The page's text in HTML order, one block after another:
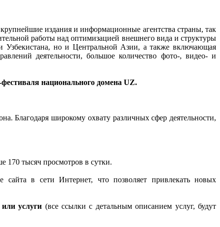
издания и информационные агентства страны, так
работы над оптимизацией внешнего вида и структуры
Узбекистана, но и Центральной Азии, а также включающая
деятельности, большое количество фото-, видео- и
национального домена UZ.
Благодаря широкому охвату различных сфер деятельности,
170 тысяч просмотров в сутки.
в сети Интернет, что позволяет привлекать новых
услуги (все ссылки с детальным описанием услуг, будут